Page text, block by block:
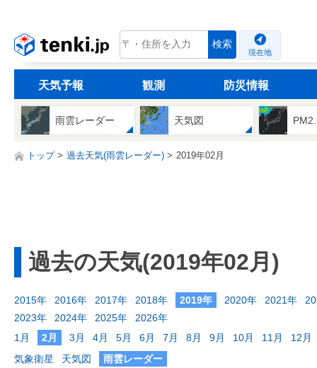
tenki.jp 検索
現在地
天気予報 観測 防災情報
雨雲レーダー 天気図
トップ 過去天気(雨雲レーダー) 2019年02月
過去の天気(2019年02月)
2015年 2016年 2017年 2018年 2019年 2020年 2021年
2023年
2024年 2025年
2026年
1月
2月 3月 4月 5月 6月 7月 8月 9月 10月 11月
12月
気象衛星
天気図 雨雲レーダー